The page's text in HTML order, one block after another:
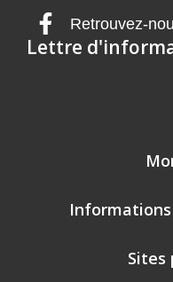
Retrouvez-
Lettre
Sites